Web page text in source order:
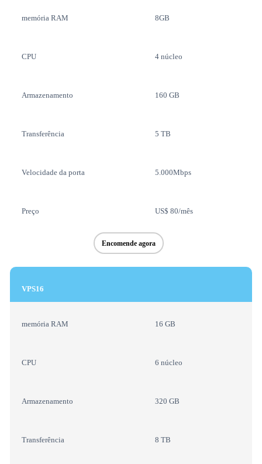
memória RAM
CPU
Armazenamento
Transferência
Velocidade da porta
Preço
8GB
4 núcleo
160 GB
5 TB
5.000Mbps
US$ 80/mês
Encomende agora
VPS16
memória RAM
CPU
Armazenamento
Transferência
16 GB
6 núcleo
320 GB
8 TB